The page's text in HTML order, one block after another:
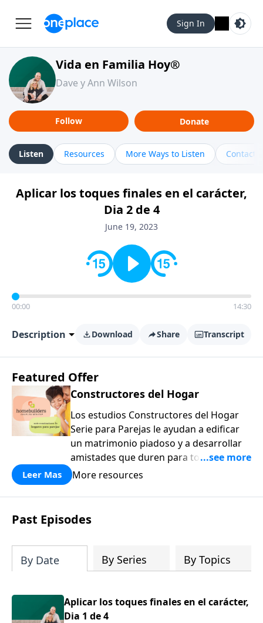
Sign In
Vida en Familia Hoy®
Dave y Ann Wilson
Follow Donate
Listen Resources More Ways to Listen Contact
Aplicar los toques finales en el carácter,
Dia 2 de 4
June 19, 2023
00:00 14:30
Description Download Share Transcript
Featured Offer
Constructores del Hogar
Los estudios Constructores del Hogar
Serie para Parejas le ayudan a edificar
un matrimonio piadoso y a desarrollar
amistades que duren para toda la vida.
¡Únase a uno de los estudios de grupos
a casa los principios de la Palabra de
Dios para compartirlos con su familia,
su iglesia y su comunidad!
Leer Mas More resources
Past Episodes
By Date By Series By Topics
Aplicar los toques finales en el carácter,
Dia 1 de 4